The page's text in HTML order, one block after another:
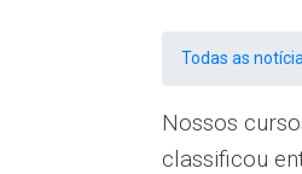
Todas as
Nossos
classificou